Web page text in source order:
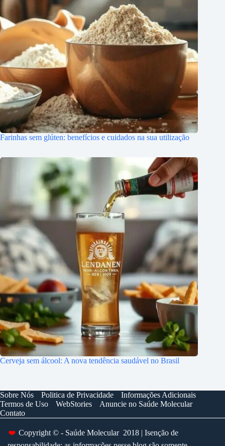
Farinhas sem glúten: benefícios e cuidados na sua utilização
Cerveja sem álcool: A nova tendência saudável no Brasil
Sobre Nós Politica de Privacidade
Informações Adicionais
Termos de Uso
WebStories
Anuncie no Saúde Molecular
Contato
❤️ Copyright © - Saúde Molecular 2018 | Isenção de